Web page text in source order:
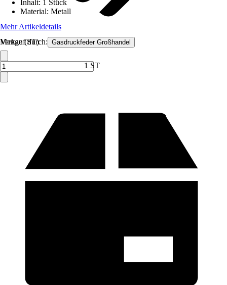
Verkauf durch: Gasdruckfeder Großhandel
Inhalt: 1 Stück
Material: Metall
Mehr Artikeldetails
Menge (ST)
1 ST